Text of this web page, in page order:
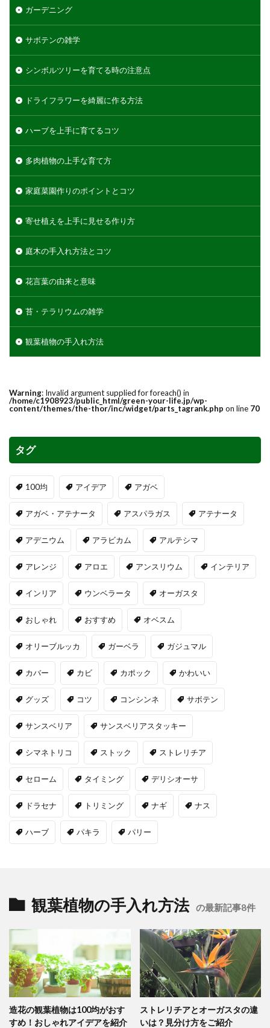
ガーデニング
サボテンの雑学
シンボルツリーを育てる時の注意点
ドライフラワーを綺麗に作る方法
ハーブを上手に育てるコツ
多肉植物の上手な育て方
家庭菜園作りのポイントとコツ
寄せ植えを上手に見せる作り方
庭木の手入れ方法とコツ
花言葉の由来と意味
苔・テラリウムの雑学
観葉植物の手入れ方法
Warning: Invalid argument supplied for foreach() in
/home/c1908923/public_html/green-your-life.jp/wp-
content/themes/the-thor/inc/widget/parts_tagrank.php on line 70
タグ
100均 アイデア アガベ
アガベ・アテナータ アスパラガス アテナータ
アデニウム アラビカム アルテシマ
アレンジ アロエ アンスリウム インテリア
インリア ウンベラータ オーガスタ
おしゃれ おすすめ オベスム
オリーブルッカ ガーベラ ガジュマル
カバー カビ カポック かわいい
グッズ コツ コンシンネ サボテン
サンスベリア サンスベリアスタッキー
シマネトリコ ストック ストレリチア
セローム タイミング デリシオーサ
ドラセナ トリミング ナギ ナス
ハーブ パキラ パリー
観葉植物の手入れ方法 の最新記事8件
造花の観葉植物は100均がおす
すめ！おしゃれアイデアを紹介
ストレリチアとオーガスタの違
いは？見分け方をご紹介